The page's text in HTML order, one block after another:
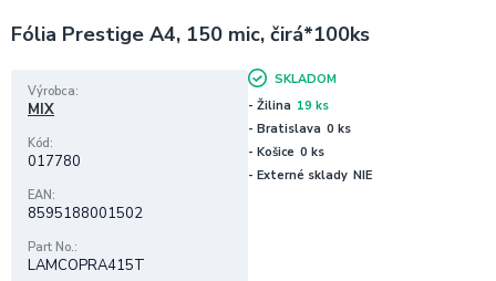
Fólia Prestige A4, 150 mic, čirá*100ks
Výrobca
MIX
Kód
017780
EAN
8595188001502
Part No.
LAMCOPRA415T
SKLADOM
- Žilina 19 ks
- Bratislava 0 ks
- Košice 0 ks
- Externé sklady NIE